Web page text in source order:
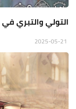
التولي والتبري